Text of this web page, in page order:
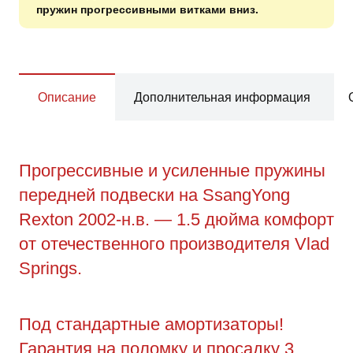
пружин прогрессивными витками вниз.
Описание Дополнительная информация
Прогрессивные и усиленные пружины
передней подвески на SsangYong
Rexton 2002-н.в. — 1.5 дюйма комфорт
от отечественного производителя Vlad
Springs.
Под стандартные амортизаторы!
Гарантия на поломку и просадку 3